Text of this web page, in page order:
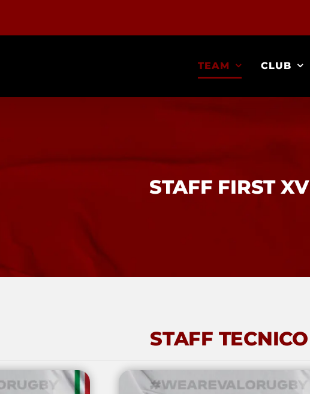
TEAM CLUB
STAFF FIRST XV
STAFF TECNICO